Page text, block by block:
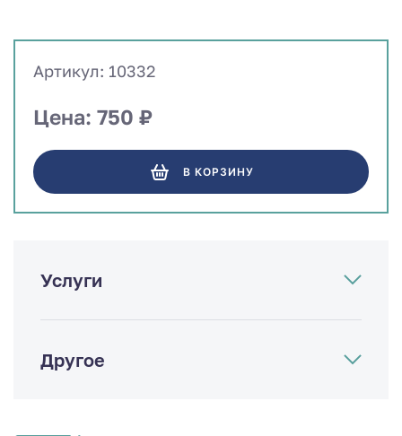
Услуги
Другое
Артикул: 10332
Цена: 750 ₽
В КОРЗИНУ